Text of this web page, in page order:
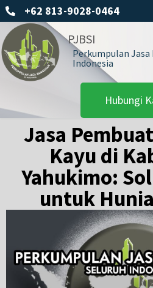
+62 813-9028-0464
PJBSI
Perkumpulan Jasa
Indonesia
Hubungi
Jasa
Kayu di
Yahukimo:
untuk